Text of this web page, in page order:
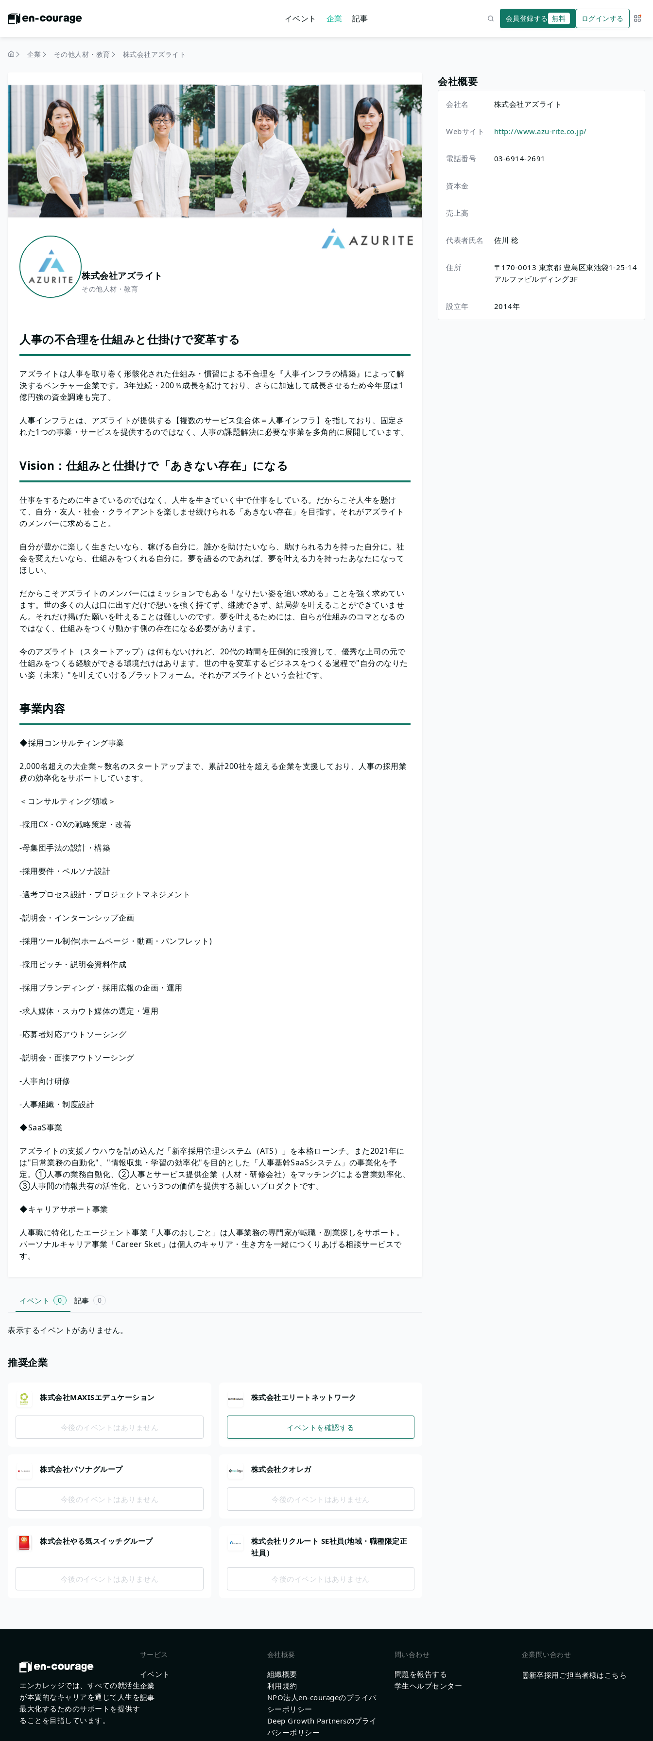
イベント 企業 記事 会員登録する 無料 ログインする サー
企業 その他人材・教育 株式会社アズライト
株式会社アズライト
その他人材・教育
人事の不合理を仕組みと仕掛けで変革する
アズライトは人事を取り巻く形骸化された仕組み・慣習による不合理を『人事インフラの構築』によって解
決するベンチャー企業です。3年連続・200％成長を続けており、さらに加速して成長させるため今年度は1
億円強の資金調達も完了。
人事インフラとは、アズライトが提供する【複数のサービス集合体＝人事インフラ】を指しており、固定さ
れた1つの事業・サービスを提供するのではなく、人事の課題解決に必要な事業を多角的に展開しています。
Vision：仕組みと仕掛けで「あきない存在」になる
仕事をするために生きているのではなく、人生を生きていく中で仕事をしている。だからこそ人生を懸け
て、自分・友人・社会・クライアントを楽しませ続けられる「あきない存在」を目指す。それがアズライト
のメンバーに求めること。
自分が豊かに楽しく生きたいなら、稼げる自分に。誰かを助けたいなら、助けられる力を持った自分に。社
会を変えたいなら、仕組みをつくれる自分に。夢を語るのであれば、夢を叶える力を持ったあなたになって
ほしい。
だからこそアズライトのメンバーにはミッションでもある「なりたい姿を追い求める」ことを強く求めてい
ます。世の多くの人は口に出すだけで想いを強く持てず、継続できず、結局夢を叶えることができていませ
ん。それだけ掲げた願いを叶えることは難しいのです。夢を叶えるためには、自らが仕組みのコマとなるの
ではなく、仕組みをつくり動かす側の存在になる必要があります。
今のアズライト（スタートアップ）は何もないけれど、20代の時間を圧倒的に投資して、優秀な上司の元で
仕組みをつくる経験ができる環境だけはあります。世の中を変革するビジネスをつくる過程で"自分のなりた
い姿（未来）"を叶えていけるプラットフォーム。それがアズライトという会社です。
事業内容
◆採用コンサルティング事業
2,000名超えの大企業～数名のスタートアップまで、累計200社を超える企業を支援しており、人事の採用業
務の効率化をサポートしています。
＜コンサルティング領域＞
-採用CX・OXの戦略策定・改善
-母集団手法の設計・構築
-採用要件・ペルソナ設計
-選考プロセス設計・プロジェクトマネジメント
-説明会・インターンシップ企画
-採用ツール制作(ホームページ・動画・パンフレット)
-採用ピッチ・説明会資料作成
-採用ブランディング・採用広報の企画・運用
-求人媒体・スカウト媒体の選定・運用
-応募者対応アウトソーシング
-説明会・面接アウトソーシング
-人事向け研修
-人事組織・制度設計
◆SaaS事業
アズライトの支援ノウハウを詰め込んだ「新卒採用管理システム（ATS）」を本格ローンチ。また2021年に
は"日常業務の自動化"、"情報収集・学習の効率化"を目的とした「人事基幹SaaSシステム」の事業化を予
定。①人事の業務自動化、②人事とサービス提供企業（人材・研修会社）をマッチングによる営業効率化、
③人事間の情報共有の活性化、という3つの価値を提供する新しいプロダクトです。
◆キャリアサポート事業
人事職に特化したエージェント事業「人事のおしごと」は人事業務の専門家が転職・副業探しをサポート。
パーソナルキャリア事業「Career Sket」は個人のキャリア・生き方を一緒につくりあげる相談サービスで
す。
イベント 0 記事 0
表示するイベントがありません。
会社概要
会社名 株式会社アズライト
Webサイト http://www.azu-rite.co.jp/
電話番号 03-6914-2691
資本金
売上高
代表者氏名 佐川 稔
住所 〒170-0013 東京都 豊島区東池袋1-25-14
アルファビルディング3F
設立年 2014年
推奨企業
株式会社MAXISエデュケーション
今後のイベントはありません
株式会社エリートネットワーク
イベントを確認する
株式会社パソナグループ
今後のイベントはありません
株式会社クオレガ
今後のイベントはありません
株式会社やる気スイッチグループ
今後のイベントはありません
株式会社リクルート SE社員(地域・職種限定正
社員）
今後のイベントはありません
エンカレッジでは、すべての就活生
が本質的なキャリアを通じて人生を
最大化するためのサポートを提供す
ることを目指しています。
サービス
イベント
企業
記事
会社概要
組織概要
利用規約
NPO法人en-courageのプライバ
シーポリシー
Deep Growth Partnersのプライ
バシーポリシー
問い合わせ
問題を報告する
学生ヘルプセンター
企業問い合わせ
新卒採用ご担当者様はこちら